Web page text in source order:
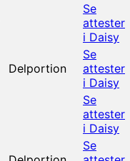
Se
attester
i Daisy
Delportion
Se
attester
i Daisy
Se
attester
i Daisy
Se